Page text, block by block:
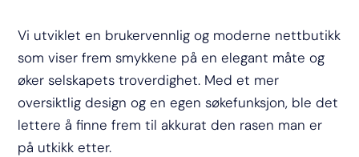
Vi utviklet en brukervennlig og moderne nettbutikk
som viser frem smykkene på en elegant måte og
øker selskapets troverdighet. Med et mer
oversiktlig design og en egen søkefunksjon, ble det
lettere å finne frem til akkurat den rasen man er
på utkikk etter.